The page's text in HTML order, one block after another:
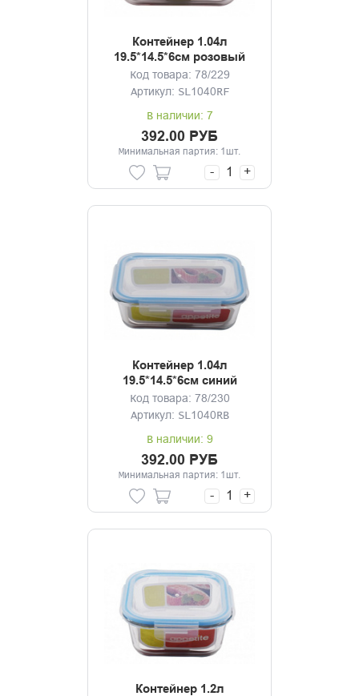
Контейнер 1.04л
19.5*14.5*6см розовый
Код товара: 78/229
Артикул: SL1040RF
В наличии: 7
392.00 РУБ
Минимальная партия: 1шт.
- +
Контейнер 1.04л
19.5*14.5*6см синий
Код товара: 78/230
Артикул: SL1040RB
В наличии: 9
392.00 РУБ
Минимальная партия: 1шт.
- +
Контейнер 1.2л